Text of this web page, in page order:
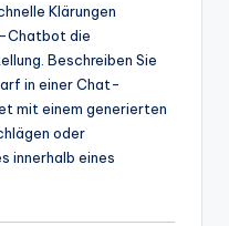
Klärungen
Chatbot die
Beschreiben Sie
in einer Chat-
mit einem generierten
oder
innerhalb eines